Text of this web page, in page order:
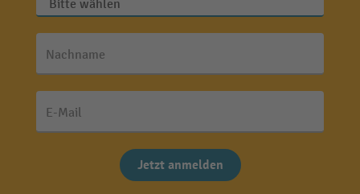
Nachname
E-Mail
Jetzt anmelden